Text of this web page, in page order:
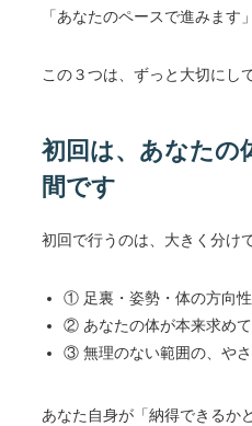
「あなたのペースで進みます」
この３つは、ずっと大切にし
初回は、あなたの
間です
初回で行うのは、大きく分け
① 足裏・姿勢・体の方向
② あなたの体が本来求め
③ 無理のない範囲の、や
あなた自身が「納得できるか